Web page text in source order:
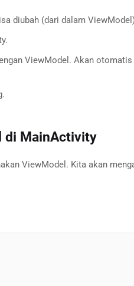
diubah (dari dalam
ViewModel. Akan
di MainActivity
ViewModel. Kita akan